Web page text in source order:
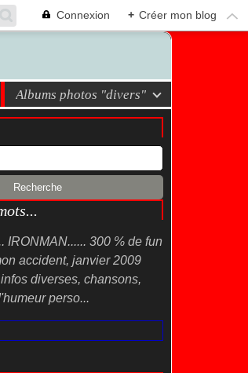
Connexion + Créer mon blog
Albums photos "divers"
IRONMAN...... 300 % de fun
accident, janvier 2009
diverses, chansons,
perso...